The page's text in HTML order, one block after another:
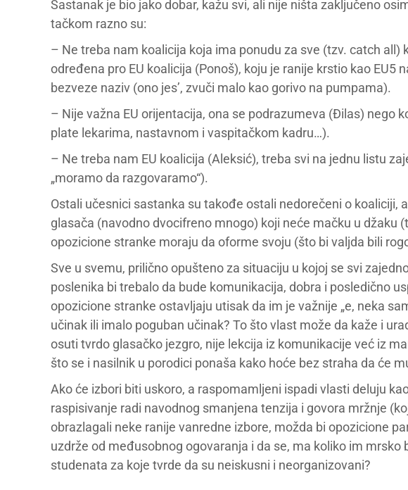
Sastanak je bio jako dobar, kažu svi, ali nije ništa zaključeno
tačkom razno su:
– Ne treba nam koalicija koja ima ponudu za sve (tzv. catch all)
određena pro EU koalicija (Ponoš), koju je ranije krstio kao EU5
bezveze naziv (ono jes’, zvuči malo kao gorivo na pumpama).
– Nije važna EU orijentacija, ona se podrazumeva (Đilas) nego
plate lekarima, nastavnom i vaspitačkom kadru…).
– Ne treba nam EU koalicija (Aleksić), treba svi na jednu listu
„moramo da razgovaramo“).
Ostali učesnici sastanka su takođe ostali nedorečeni o koaliciji,
glasača (navodno dvocifreno mnogo) koji neće mačku u džaku
opozicione stranke moraju da oforme svoju (što bi valjda bili
Sve u svemu, prilično opušteno za situaciju u kojoj se svi
poslenika bi trebalo da bude komunikacija, dobra i posledično
opozicione stranke ostavljaju utisak da im je važnije „e, neka
učinak ili imalo poguban učinak? To što vlast može da kaže i
osuti tvrdo glasačko jezgro, nije lekcija iz komunikacije već iz
što se i nasilnik u porodici ponaša kako hoće bez straha da će
Ako će izbori biti uskoro, a raspomamljeni ispadi vlasti deluju
raspisivanje radi navodnog smanjena tenzija i govora mržnje
obrazlagali neke ranije vanredne izbore, možda bi opozicione
uzdrže od međusobnog ogovaranja i da se, ma koliko im mrsko
studenata za koje tvrde da su neiskusni i neorganizovani?